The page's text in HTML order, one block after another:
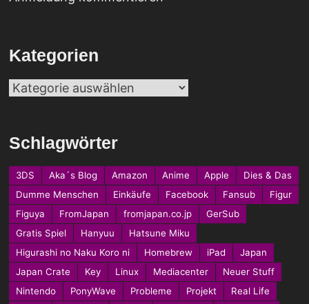
Kategorien
Kategorien
Schlagwörter
3DS Aka´s Blog Amazon Anime Apple
Dies & Das
Dumme Menschen
Einkäufe Facebook Fansub
Figur
Figuya
FromJapan fromjapan.co.jp
GerSub
Gratis Spiel
Hanyuu
Hatsune Miku
Higurashi no Naku Koro ni
Homebrew iPad
Japan
Japan Crate
Key Linux Mediacenter
Neuer Stuff
Nintendo
PonyWave Probleme Projekt Real Life